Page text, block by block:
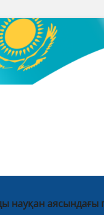
науқан аясындағы